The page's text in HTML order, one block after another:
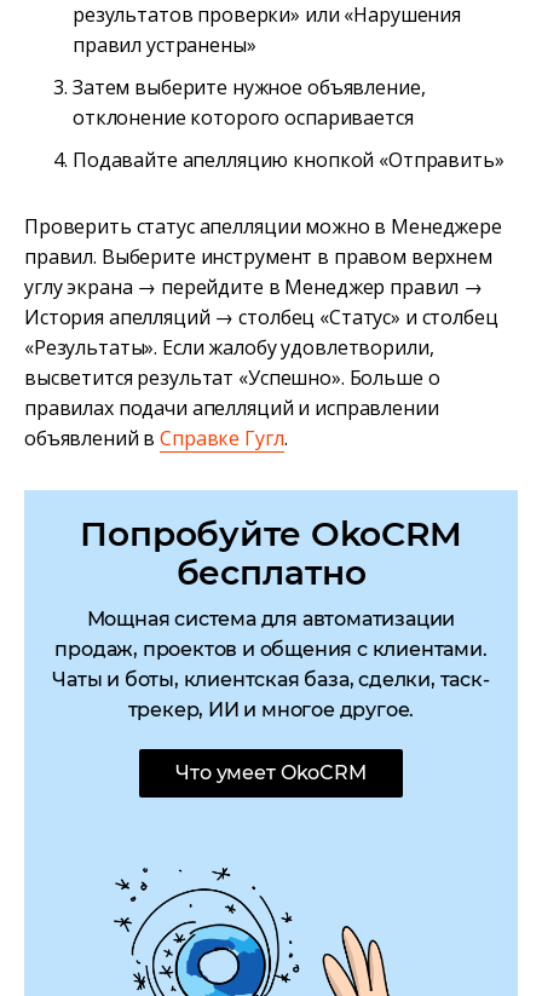
результатов проверки» или «Нарушения
правил устранены»
Затем выберите нужное объявление,
отклонение которого оспаривается
Подавайте апелляцию кнопкой «Отправить»
Проверить статус апелляции можно в Менеджере
правил. Выберите инструмент в правом верхнем
углу экрана → перейдите в Менеджер правил →
История апелляций → столбец «Статус» и столбец
«Результаты». Если жалобу удовлетворили,
высветится результат «Успешно». Больше о
правилах подачи апелляций и исправлении
объявлений вСправке Гугл.
Попробуйте OkoCRM
бесплатно
Мощная система для автоматизации
продаж, проектов и общения с клиентами.
Чаты и боты, клиентская база, сделки, таск-
трекер, ИИ и многое другое.
Что умеет OkoCRM